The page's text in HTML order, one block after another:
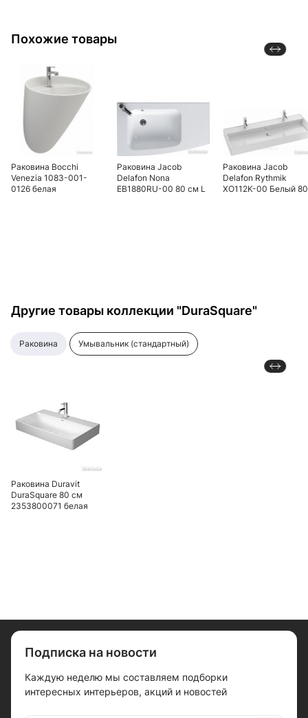
Похожие товары
Раковина Bocchi
Venezia 1083-001-
0126 белая
Раковина Jacob
Delafon Nona
EB1880RU-00 80 см L
Раковина Jacob
Delafon Rythmik
XO112K-00 Белый 80
Другие товары коллекции "DuraSquare"
раковина умывальник (стандартный)
Раковина Duravit
DuraSquare 80 см
2353800071 белая
Подписка на новости
Каждую неделю мы составляем подборки
интересных интерьеров, акций и новостей